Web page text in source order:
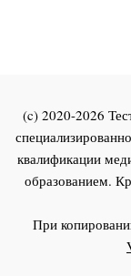
(c) 2020-2026
квалификации
образованием.
При